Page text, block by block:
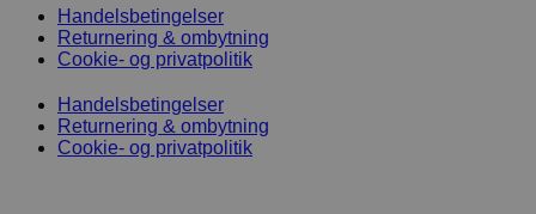
Handelsbetingelser
Returnering & ombytning
Cookie- og privatpolitik
Handelsbetingelser
Returnering & ombytning
Cookie- og privatpolitik